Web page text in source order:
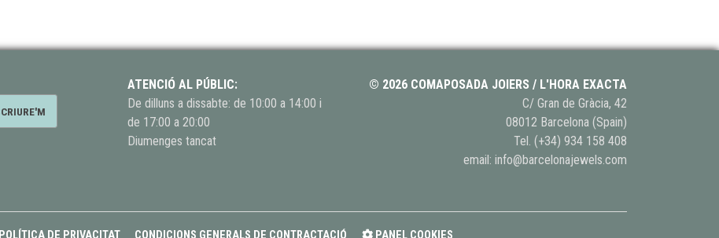
ATENCIÓ AL PÚBLIC:
De dilluns a dissabte: de 10:00 a 14:00 i
de 17:00 a 20:00
Diumenges tancat
© 2026 COMAPOSADA JOIERS / L'HORA EXACTA
C/ Gran de Gràcia, 42
08012 Barcelona (Spain)
Tel. (+34) 934 158 408
email: info@barcelonajewels.com
POLÍTICA DE PRIVACITAT CONDICIONS GENERALS DE CONTRACTACIÓ PANEL COOKIES